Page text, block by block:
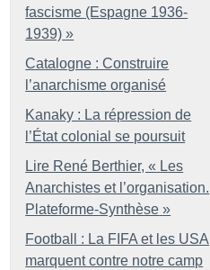
fascisme (Espagne 1936-
1939) »
Catalogne : Construire
l’anarchisme organisé
Kanaky : La répression de
l’État colonial se poursuit
Lire René Berthier, « Les
Anarchistes et l’organisation.
Plateforme-Synthèse »
Football : La FIFA et les USA
marquent contre notre camp